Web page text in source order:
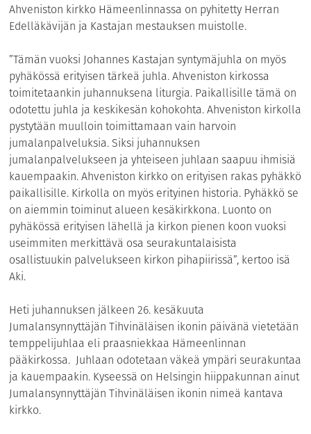
Ahveniston kirkko Hämeenlinnassa on pyhitetty Herran
Edelläkävijän ja Kastajan mestauksen muistolle.
”Tämän vuoksi Johannes Kastajan syntymäjuhla on myös
pyhäkössä erityisen tärkeä juhla. Ahveniston kirkossa
toimitetaankin juhannuksena liturgia. Paikallisille tämä on
odotettu juhla ja keskikesän kohokohta. Ahveniston kirkolla
pystytään muulloin toimittamaan vain harvoin
jumalanpalveluksia. Siksi juhannuksen
jumalanpalvelukseen ja yhteiseen juhlaan saapuu ihmisiä
kauempaakin. Ahveniston kirkko on erityisen rakas pyhäkkö
paikallisille. Kirkolla on myös erityinen historia. Pyhäkkö se
on aiemmin toiminut alueen kesäkirkkona. Luonto on
pyhäkössä erityisen lähellä ja kirkon pienen koon vuoksi
useimmiten merkittävä osa seurakuntalaisista
osallistuukin palvelukseen kirkon pihapiirissä”, kertoo isä
Aki.
Heti juhannuksen jälkeen 26. kesäkuuta
Jumalansynnyttäjän Tihvinäläisen ikonin päivänä vietetään
temppelijuhlaa eli praasniekkaa Hämeenlinnan
pääkirkossa. Juhlaan odotetaan väkeä ympäri seurakuntaa
ja kauempaakin. Kyseessä on Helsingin hiippakunnan ainut
Jumalansynnyttäjän Tihvinäläisen ikonin nimeä kantava
kirkko.